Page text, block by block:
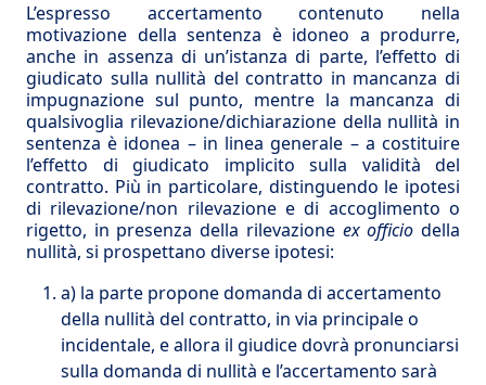
L’espresso accertamento contenuto nella
motivazione della sentenza è idoneo a produrre,
anche in assenza di un’istanza di parte, l’effetto di
giudicato sulla nullità del contratto in mancanza di
impugnazione sul punto, mentre la mancanza di
qualsivoglia rilevazione/dichiarazione della nullità in
sentenza è idonea – in linea generale – a costituire
l’effetto di giudicato implicito sulla validità del
contratto. Più in particolare, distinguendo le ipotesi
di rilevazione/non rilevazione e di accoglimento o
rigetto, in presenza della rilevazione ex officio della
nullità, si prospettano diverse ipotesi:
a) la parte propone domanda di accertamento
della nullità del contratto, in via principale o
incidentale, e allora il giudice dovrà pronunciarsi
sulla domanda di nullità e l’accertamento sarà